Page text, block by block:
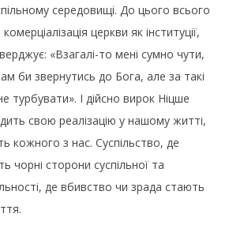
середовищі. До цього всього
церкви як інституції,
«Взагалі-то мені сумно чути,
би звернутись до Бога, але за такі
турбувати». І дійсно вирок Ніцше
свою реалізацію у нашому житті,
кожного з нас. Суспільство, де
чорні сторони суспільної та
де вбивство чи зрада стають